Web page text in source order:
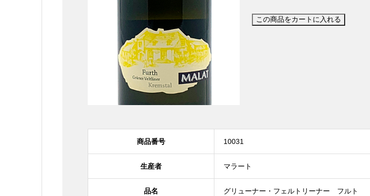
商品番号 10031
生産者 マラート
品名 グリューナー・フェルトリーナー フルト